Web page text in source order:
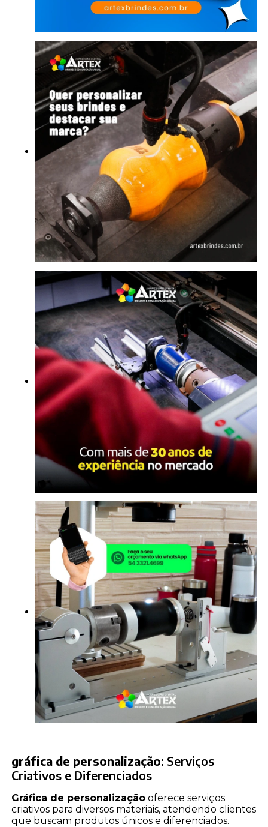
gráfica de personalização: Serviços
Criativos e Diferenciados
Gráfica de personalização oferece serviços
criativos para diversos materiais, atendendo clientes
que buscam produtos únicos e diferenciados.